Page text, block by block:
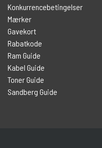
Konkurrencebetingelser
Mærker
Gavekort
Rabatkode
Ram Guide
Kabel Guide
Toner Guide
Sandberg Guide